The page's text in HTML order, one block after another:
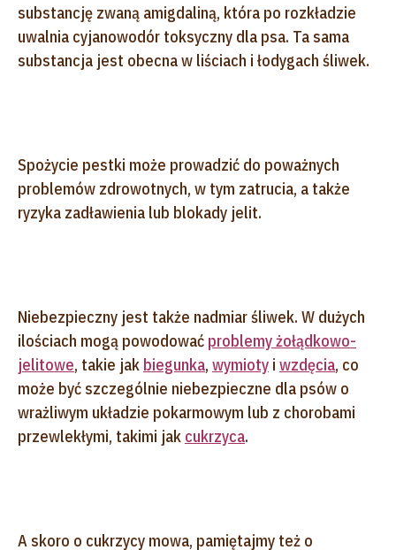
substancję zwaną amigdaliną, która po rozkładzie
uwalnia cyjanowodór toksyczny dla psa. Ta sama
substancja jest obecna w liściach i łodygach śliwek.
Spożycie pestki może prowadzić do poważnych
problemów zdrowotnych, w tym zatrucia, a także
ryzyka zadławienia lub blokady jelit.
Niebezpieczny jest także nadmiar śliwek. W dużych
ilościach mogą powodować problemy żołądkowo-
jelitowe, takie jak biegunka, wymioty i wzdęcia, co
może być szczególnie niebezpieczne dla psów o
wrażliwym układzie pokarmowym lub z chorobami
przewlekłymi, takimi jak cukrzyca.
A skoro o cukrzycy mowa, pamiętajmy też o